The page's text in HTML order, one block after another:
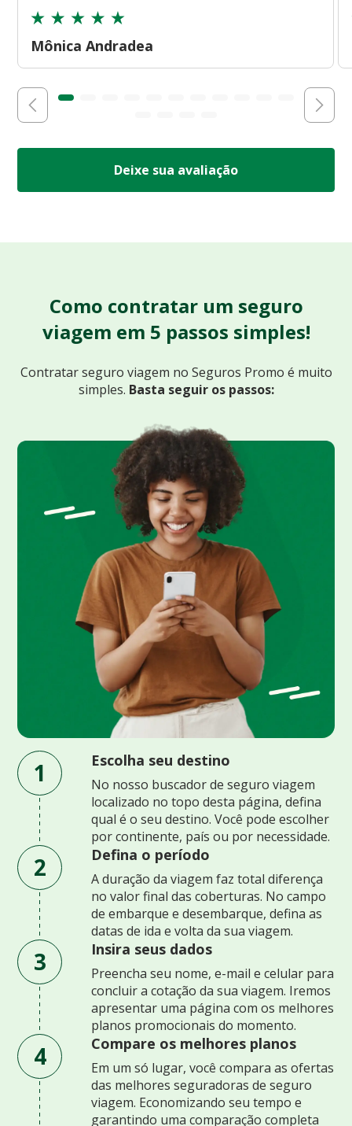
Mônica Andradea
Deixe sua avaliação
Como contratar um seguro
viagem em 5 passos simples!
Contratar seguro viagem no Seguros Promo é muito
simples. Basta seguir os passos:
1 Escolha seu destino
No nosso buscador de seguro viagem
localizado no topo desta página, defina
qual é o seu destino. Você pode escolher
por continente, país ou por necessidade.
2 Defina o período
A duração da viagem faz total diferença
no valor final das coberturas. No campo
de embarque e desembarque, defina as
datas de ida e volta da sua viagem.
3 Insira seus dados
Preencha seu nome, e-mail e celular para
concluir a cotação da sua viagem. Iremos
apresentar uma página com os melhores
planos promocionais do momento.
4 Compare os melhores planos
Em um só lugar, você compara as ofertas
das melhores seguradoras de seguro
viagem. Economizando seu tempo e
garantindo uma comparação completa